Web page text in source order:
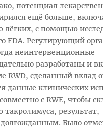
потенциал
ещё больше,
лёгких, с помощью
FDA. Регулирующий
неинтервенционные
разработаны и
RWD, сделанный вклад
данные клинических
с RWE, чтобы
такролимуса, результат,
долгожданным. Было